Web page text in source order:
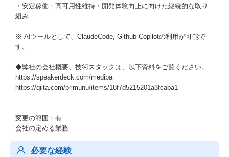
・安定稼働・高可用性維持・開発体験向上に向けた継続的な取り
組み
※ AIツールとして、ClaudeCode, Github Copilotの利用が可能で
す。
◆弊社の会社概要、技術スタックは、以下資料をご覧ください。
https://speakerdeck.com/mediba
https://qiita.com/primunu/items/18f7d5215201a3fcaba1
変更の範囲：有
会社の定める業務
必要な経験